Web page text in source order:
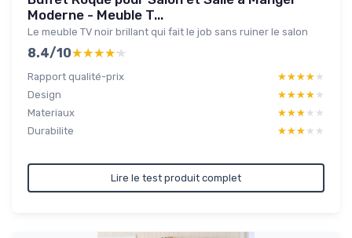
Moderne - Meuble T...
Le meuble TV noir brillant qui fait le job sans ruiner le salon
8.4/10★★★★★
★★★★★
Rapport qualité-prix ★★★★★
★★★★★
Design
★★★★★
★★★★★
Materiaux
★★★★★
★★★★★
Durabilite
★★★★★
★★★★★
Lire le test produit complet